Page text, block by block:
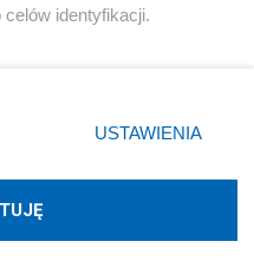
W3media.pl
identyfikacji.
ustawień prywatności
rogu strony
wymagają zgody
się takiemu
USTAWIENIA